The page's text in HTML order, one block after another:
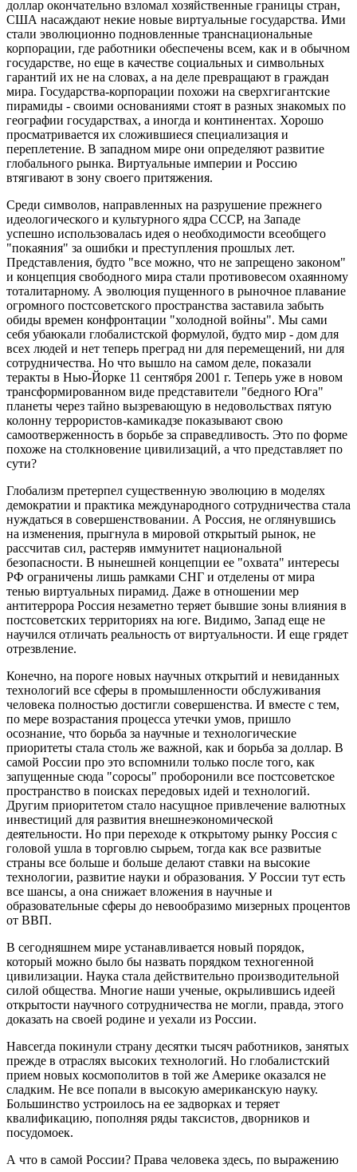
доллар окончательно взломал хозяйственные границы стран,
США насаждают некие новые виртуальные государства. Ими
стали эволюционно подновленные транснациональные
корпорации, где работники обеспечены всем, как и в обычном
государстве, но еще в качестве социальных и символьных
гарантий их не на словах, а на деле превращают в граждан
мира. Государства-корпорации похожи на сверхгигантские
пирамиды - своими основаниями стоят в разных знакомых по
географии государствах, а иногда и континентах. Хорошо
просматривается их сложившиеся специализация и
переплетение. В западном мире они определяют развитие
глобального рынка. Виртуальные империи и Россию
втягивают в зону своего притяжения.
Среди символов, направленных на разрушение прежнего
идеологического и культурного ядра СССР, на Западе
успешно использовалась идея о необходимости всеобщего
"покаяния" за ошибки и преступления прошлых лет.
Представления, будто "все можно, что не запрещено законом"
и концепция свободного мира стали противовесом охаянному
тоталитарному. А эволюция пущенного в рыночное плавание
огромного постсоветского пространства заставила забыть
обиды времен конфронтации "холодной войны". Мы сами
себя убаюкали глобалистской формулой, будто мир - дом для
всех людей и нет теперь преград ни для перемещений, ни для
сотрудничества. Но что вышло на самом деле, показали
теракты в Нью-Йорке 11 сентября 2001 г. Теперь уже в новом
трансформированном виде представители "бедного Юга"
планеты через тайно вызревающую в недовольствах пятую
колонну террористов-камикадзе показывают свою
самоотверженность в борьбе за справедливость. Это по форме
похоже на столкновение цивилизаций, а что представляет по
сути?
Глобализм претерпел существенную эволюцию в моделях
демократии и практика международного сотрудничества стала
нуждаться в совершенствовании. А Россия, не оглянувшись
на изменения, прыгнула в мировой открытый рынок, не
рассчитав сил, растеряв иммунитет национальной
безопасности. В нынешней концепции ее "охвата" интересы
РФ ограничены лишь рамками СНГ и отделены от мира
тенью виртуальных пирамид. Даже в отношении мер
антитеррора Россия незаметно теряет бывшие зоны влияния в
постсоветских территориях на юге. Видимо, Запад еще не
научился отличать реальность от виртуальности. И еще грядет
отрезвление.
Конечно, на пороге новых научных открытий и невиданных
технологий все сферы в промышленности обслуживания
человека полностью достигли совершенства. И вместе с тем,
по мере возрастания процесса утечки умов, пришло
осознание, что борьба за научные и технологические
приоритеты стала столь же важной, как и борьба за доллар. В
самой России про это вспомнили только после того, как
запущенные сюда "соросы" проборонили все постсоветское
пространство в поисках передовых идей и технологий.
Другим приоритетом стало насущное привлечение валютных
инвестиций для развития внешнеэкономической
деятельности. Но при переходе к открытому рынку Россия с
головой ушла в торговлю сырьем, тогда как все развитые
страны все больше и больше делают ставки на высокие
технологии, развитие науки и образования. У России тут есть
все шансы, а она снижает вложения в научные и
образовательные сферы до невообразимо мизерных процентов
от ВВП.
В сегодняшнем мире устанавливается новый порядок,
который можно было бы назвать порядком техногенной
цивилизации. Наука стала действительно производительной
силой общества. Многие наши ученые, окрылившись идеей
открытости научного сотрудничества не могли, правда, этого
доказать на своей родине и уехали из России.
Навсегда покинули страну десятки тысяч работников, занятых
прежде в отраслях высоких технологий. Но глобалистский
прием новых космополитов в той же Америке оказался не
сладким. Не все попали в высокую американскую науку.
Большинство устроилось на ее задворках и теряет
квалификацию, пополняя ряды таксистов, дворников и
посудомоек.
А что в самой России? Права человека здесь, по выражению